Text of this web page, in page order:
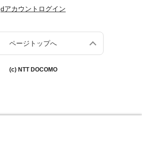
dアカウントログイン
ページトップへ
(c) NTT DOCOMO